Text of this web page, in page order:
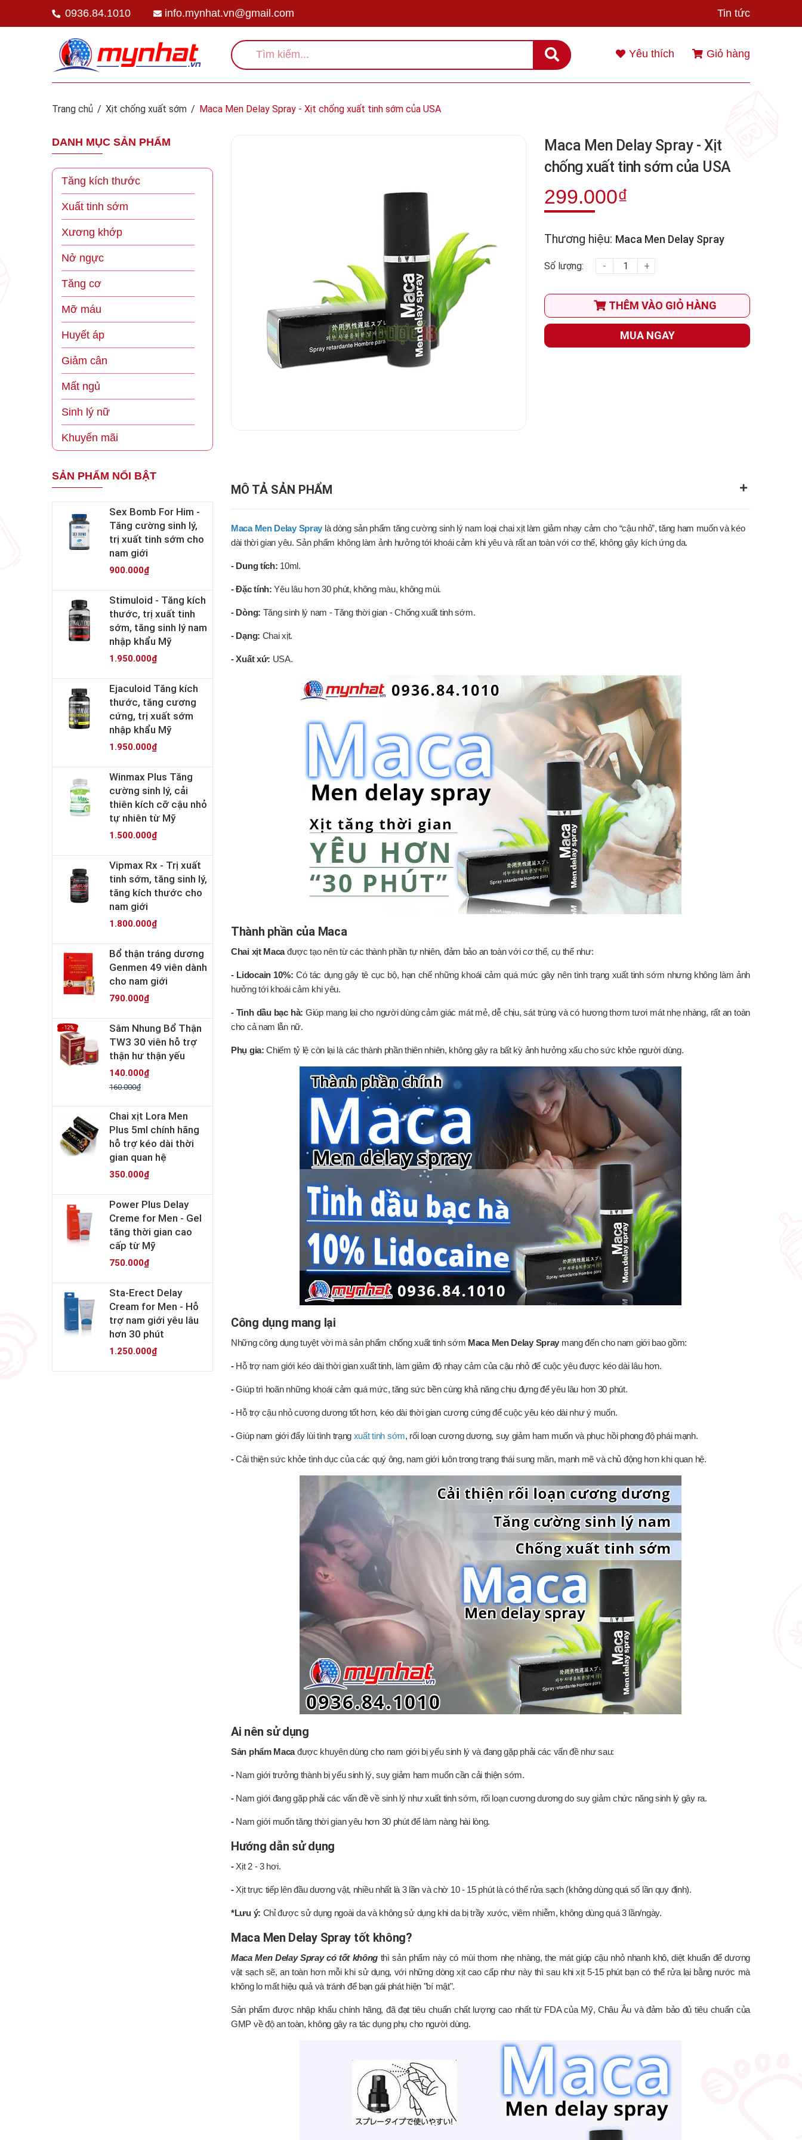
0936.84.1010 info.mynhat.vn@gmail.com Tin tức
Yêu thích Giỏ hàng
Trang chủ / Xịt chống xuất sớm / Maca Men Delay Spray - Xịt chống xuất tinh sớm của USA
Maca Men Delay Spray - Xịt
chống xuất tinh sớm của USA
299.000₫
Thương hiệu: Maca Men Delay Spray
Số lượng: - +
THÊM VÀO GIỎ HÀNG
MUA NGAY
MÔ TẢ SẢN PHẨM
Maca Men Delay Spray là dòng sản phẩm tăng cường sinh lý nam loại chai xịt làm giảm nhạy cảm cho “cậu nhỏ”, tăng ham muốn và kéo
dài thời gian yêu. Sản phẩm không làm ảnh hưởng tới khoái cảm khi yêu và rất an toàn với cơ thể, không gây kích ứng da.
- Dung tích: 10ml.
- Đặc tính: Yêu lâu hơn 30 phút, không màu, không mùi.
- Dòng: Tăng sinh lý nam - Tăng thời gian - Chống xuất tinh sớm.
- Dạng: Chai xịt.
- Xuất xứ: USA.
Thành phần của Maca
Chai xịt Macađược tạo nên từ các thành phần tự nhiên, đảm bảo an toàn với cơ thể, cụ thể như:
- Lidocain 10%: Có tác dụng gây tê cục bộ, hạn chế những khoái cảm quá mức gây nên tình trạng xuất tinh sớm nhưng không làm ảnh
hưởng tới khoái cảm khi yêu.
- Tinh dầu bạc hà: Giúp mang lại cho người dùng cảm giác mát mẻ, dễ chịu, sát trùng và có hương thơm tươi mát nhẹ nhàng, rất an toàn
cho cả nam lẫn nữ.
Phụ gia: Chiếm tỷ lệ còn lại là các thành phần thiên nhiên, không gây ra bất kỳ ảnh hưởng xấu cho sức khỏe người dùng.
Công dụng mang lại
Những công dụng tuyệt vời mà sản phẩm chống xuất tinh sớm Maca Men Delay Spray mang đến cho nam giới bao gồm:
- Hỗ trợ nam giới kéo dài thời gian xuất tinh, làm giảm độ nhạy cảm của cậu nhỏ để cuộc yêu được kéo dài lâu hơn.
-Giúp trì hoãn những khoái cảm quá mức, tăng sức bền cùng khả năng chịu đựng để yêu lâu hơn 30 phút.
- Hỗ trợ cậu nhỏ cương dương tốt hơn, kéo dài thời gian cương cứng để cuộc yêu kéo dài như ý muốn.
-Giúp nam giới đẩy lùi tình trạng xuất tinh sớm, rối loạn cương dương, suy giảm ham muốn và phục hồi phong độ phái mạnh.
-Cải thiện sức khỏe tình dục của các quý ông, nam giới luôn trong trạng thái sung mãn, mạnh mẽ và chủ động hơn khi quan hệ.
Ai nên sử dụng
Sản phẩm Macađược khuyên dùng cho nam giới bị yếu sinh lý và đang gặp phải các vấn đề như sau:
- Nam giới trưởng thành bị yếu sinh lý, suy giảm ham muốn cần cải thiện sớm.
- Nam giới đang gặp phải các vấn đề về sinh lý như xuất tinh sớm, rối loạn cương dương do suy giảm chức năng sinh lý gây ra.
- Nam giới muốn tăng thời gian yêu hơn 30 phút để làm nàng hài lòng.
Hướng dẫn sử dụng
- Xịt 2 - 3 hơi.
- Xịt trực tiếp lên đầu dương vật, nhiều nhất là 3 lần và chờ 10 - 15 phút là có thể rửa sạch (không dùng quá số lần quy định).
*Lưu ý: Chỉ được sử dụng ngoài da và không sử dụng khi da bị trầy xước, viêm nhiễm, không dùng quá 3 lần/ngày.
Maca Men Delay Spray tốt không?
Maca Men Delay Spray có tốt không thì sản phẩm này có mùi thơm nhẹ nhàng, the mát giúp cậu nhỏ nhanh khô, diệt khuẩn để dương
vật sạch sẽ, an toàn hơn mỗi khi sử dụng, với những dòng xịt cao cấp như này thì sau khi xịt 5-15 phút bạn có thể rửa lại bằng nước mà
không lo mất hiệu quả và tránh để bạn gái phát hiện "bí mật".
Sản phẩm được nhập khẩu chính hãng, đã đạt tiêu chuẩn chất lượng cao nhất từ FDA của Mỹ, Châu Âu và đảm bảo đủ tiêu chuẩn của
GMP về độ an toàn, không gây ra tác dụng phụ cho người dùng.
DANH MỤC SẢN PHẨM
Tăng kích thước
Xuất tinh sớm
Xương khớp
Nở ngực
Tăng cơ
Mỡ máu
Huyết áp
Giảm cân
Mất ngủ
Sinh lý nữ
Khuyến mãi
SẢN PHẨM NỔI BẬT
Sex Bomb For Him -
Tăng cường sinh lý,
trị xuất tinh sớm cho
nam giới
900.000₫
Stimuloid - Tăng kích
thước, trị xuất tinh
sớm, tăng sinh lý nam
nhập khẩu Mỹ
1.950.000₫
Ejaculoid Tăng kích
thước, tăng cương
cứng, trị xuất sớm
nhập khẩu Mỹ
1.950.000₫
Winmax Plus Tăng
cường sinh lý, cải
thiên kích cỡ cậu nhỏ
tự nhiên từ Mỹ
1.500.000₫
Vipmax Rx - Trị xuất
tinh sớm, tăng sinh lý,
tăng kích thước cho
nam giới
1.800.000₫
Bổ thận tráng dương
Genmen 49 viên dành
cho nam giới
790.000₫
- 12%
Sâm Nhung Bổ Thận
TW3 30 viên hỗ trợ
thận hư thận yếu
140.000₫
160.000₫
Chai xịt Lora Men
Plus 5ml chính hãng
hỗ trợ kéo dài thời
gian quan hệ
350.000₫
Power Plus Delay
Creme for Men - Gel
tăng thời gian cao
cấp từ Mỹ
750.000₫
Sta-Erect Delay
Cream for Men - Hỗ
trợ nam giới yêu lâu
hơn 30 phút
1.250.000₫